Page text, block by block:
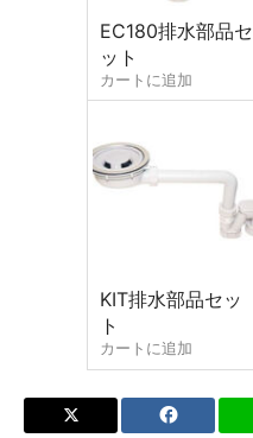
メールアドレス (必須)
メッセージ本文
EC180排水部品セ
ット
カートに追加
KIT排水部品セッ
ト
カートに追加